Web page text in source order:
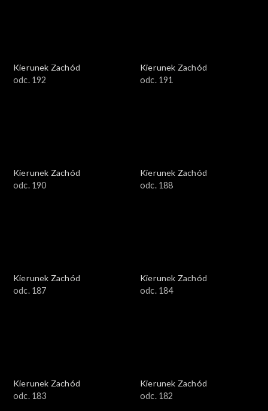
Kierunek Zachód
odc. 192
Kierunek Zachód
odc. 191
Kierunek Zachód
odc. 190
Kierunek Zachód
odc. 188
Kierunek Zachód
odc. 187
Kierunek Zachód
odc. 184
Kierunek Zachód
odc. 183
Kierunek Zachód
odc. 182